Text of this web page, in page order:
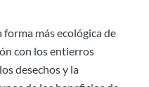
forma más ecológica de
con los entierros
desechos y la